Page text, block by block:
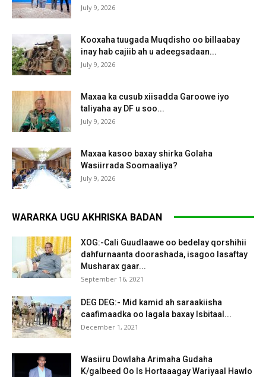
July 9, 2026
Kooxaha tuugada Muqdisho oo billaabay
inay hab cajiib ah u adeegsadaan...
July 9, 2026
Maxaa ka cusub xiisadda Garoowe iyo
taliyaha ay DF u soo...
July 9, 2026
Maxaa kasoo baxay shirka Golaha
Wasiirrada Soomaaliya?
July 9, 2026
WARARKA UGU AKHRISKA BADAN
XOG:-Cali Guudlaawe oo bedelay qorshihii
dahfurnaanta doorashada, isagoo lasaftay
Musharax gaar...
September 16, 2021
DEG DEG:- Mid kamid ah saraakiisha
caafimaadka oo lagala baxay Isbitaal...
December 1, 2021
Wasiiru Dowlaha Arimaha Gudaha
K/galbeed Oo Is Hortaaagay Wariyaal Hawlo